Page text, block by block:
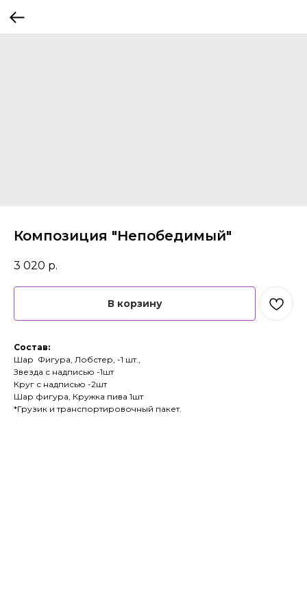
Композиция "Непобедимый"
3 020 р.
В корзину
Состав:
Шар Фигура, Лобстер, -1 шт.,
Звезда с надписью -1шт
Круг с надписью -2шт
Шар фигура, Кружка пива 1шт
*Грузик и транспортировочный пакет.